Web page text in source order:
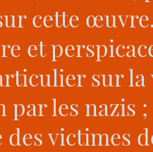
cette
et
sur
par les nazis
des victimes